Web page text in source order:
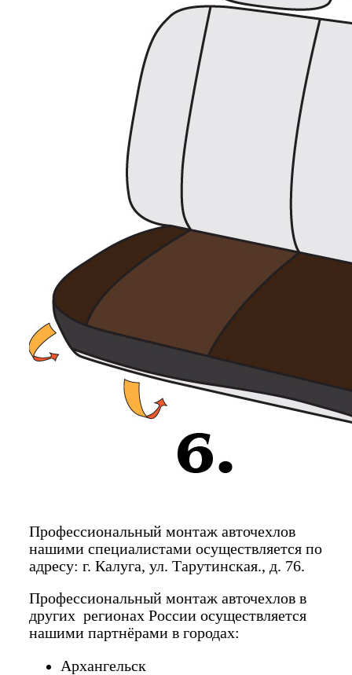
Профессиональный монтаж авточехлов
нашими специалистами осуществляется по
адресу: г. Калуга, ул. Тарутинская., д. 76.
Профессиональный монтаж авточехлов в
других регионах России осуществляется
нашими партнёрами в городах:
Архангельск